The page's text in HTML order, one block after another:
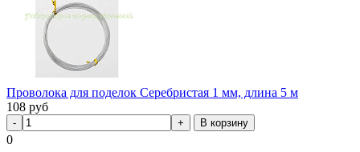
Проволока для поделок Серебристая 1 мм, длина 5 м
108 руб
В корзину
0